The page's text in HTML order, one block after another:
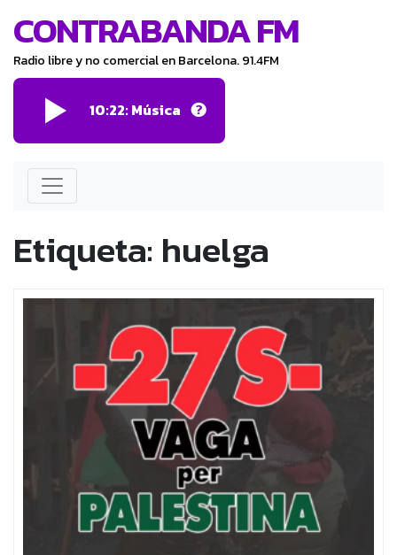
CONTRABANDA FM
Radio libre y no comercial en Barcelona. 91.4FM
10:22: Música
Etiqueta: huelga